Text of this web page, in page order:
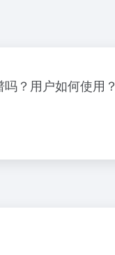
？用户如何使用？